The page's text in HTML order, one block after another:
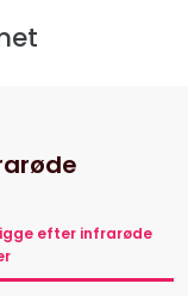
efter infrarøde